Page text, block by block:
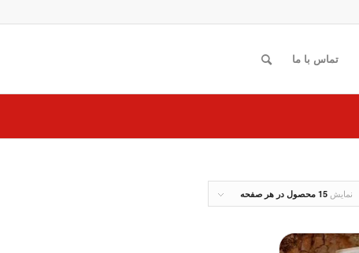
تماس با ما
نمایش 15 محصول در هر صفحه